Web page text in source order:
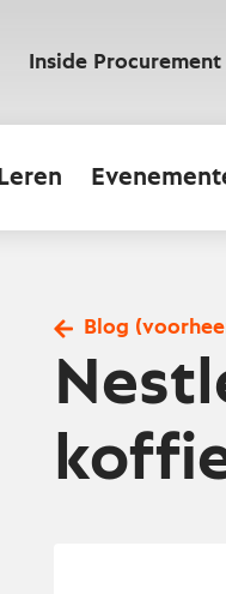
Inside Procurement
Leren
Blog